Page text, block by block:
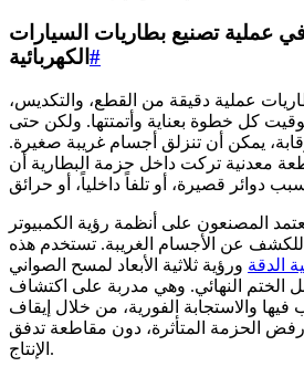
عملية تصنيع بطاريات السيارات
الكهربائية #
عملية دقيقة من القطع، والتكديس،
توقيت كل خطوة بعناية وأتمتتها. ولكن حتى
يمكن أن تنزلق أجسام غريبة صغيرة.
معدنية تركت داخل حزمة البطارية أن
المصنعون على أنظمة رؤية الكمبيوتر
عن الأجسام الغريبة. تستخدم هذه
الدقة ورؤية ثلاثية الأبعاد لمسح الصواني
الختم النهائي. وهي مدربة على اكتشاف
فيها والاستجابة الفورية، من خلال إيقاف
رفض الحزمة المتأثرة، دون مقاطعة تدفق
الإنتاج.